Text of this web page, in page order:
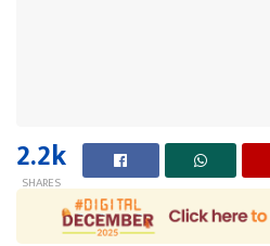
2.2k
SHARES